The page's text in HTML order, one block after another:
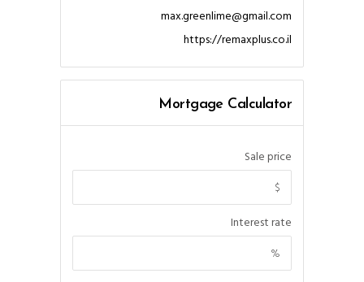
max.greenlime@gmail.com
https://remaxplus.co.il
Mortgage Calculator
Sale price
Interest rate